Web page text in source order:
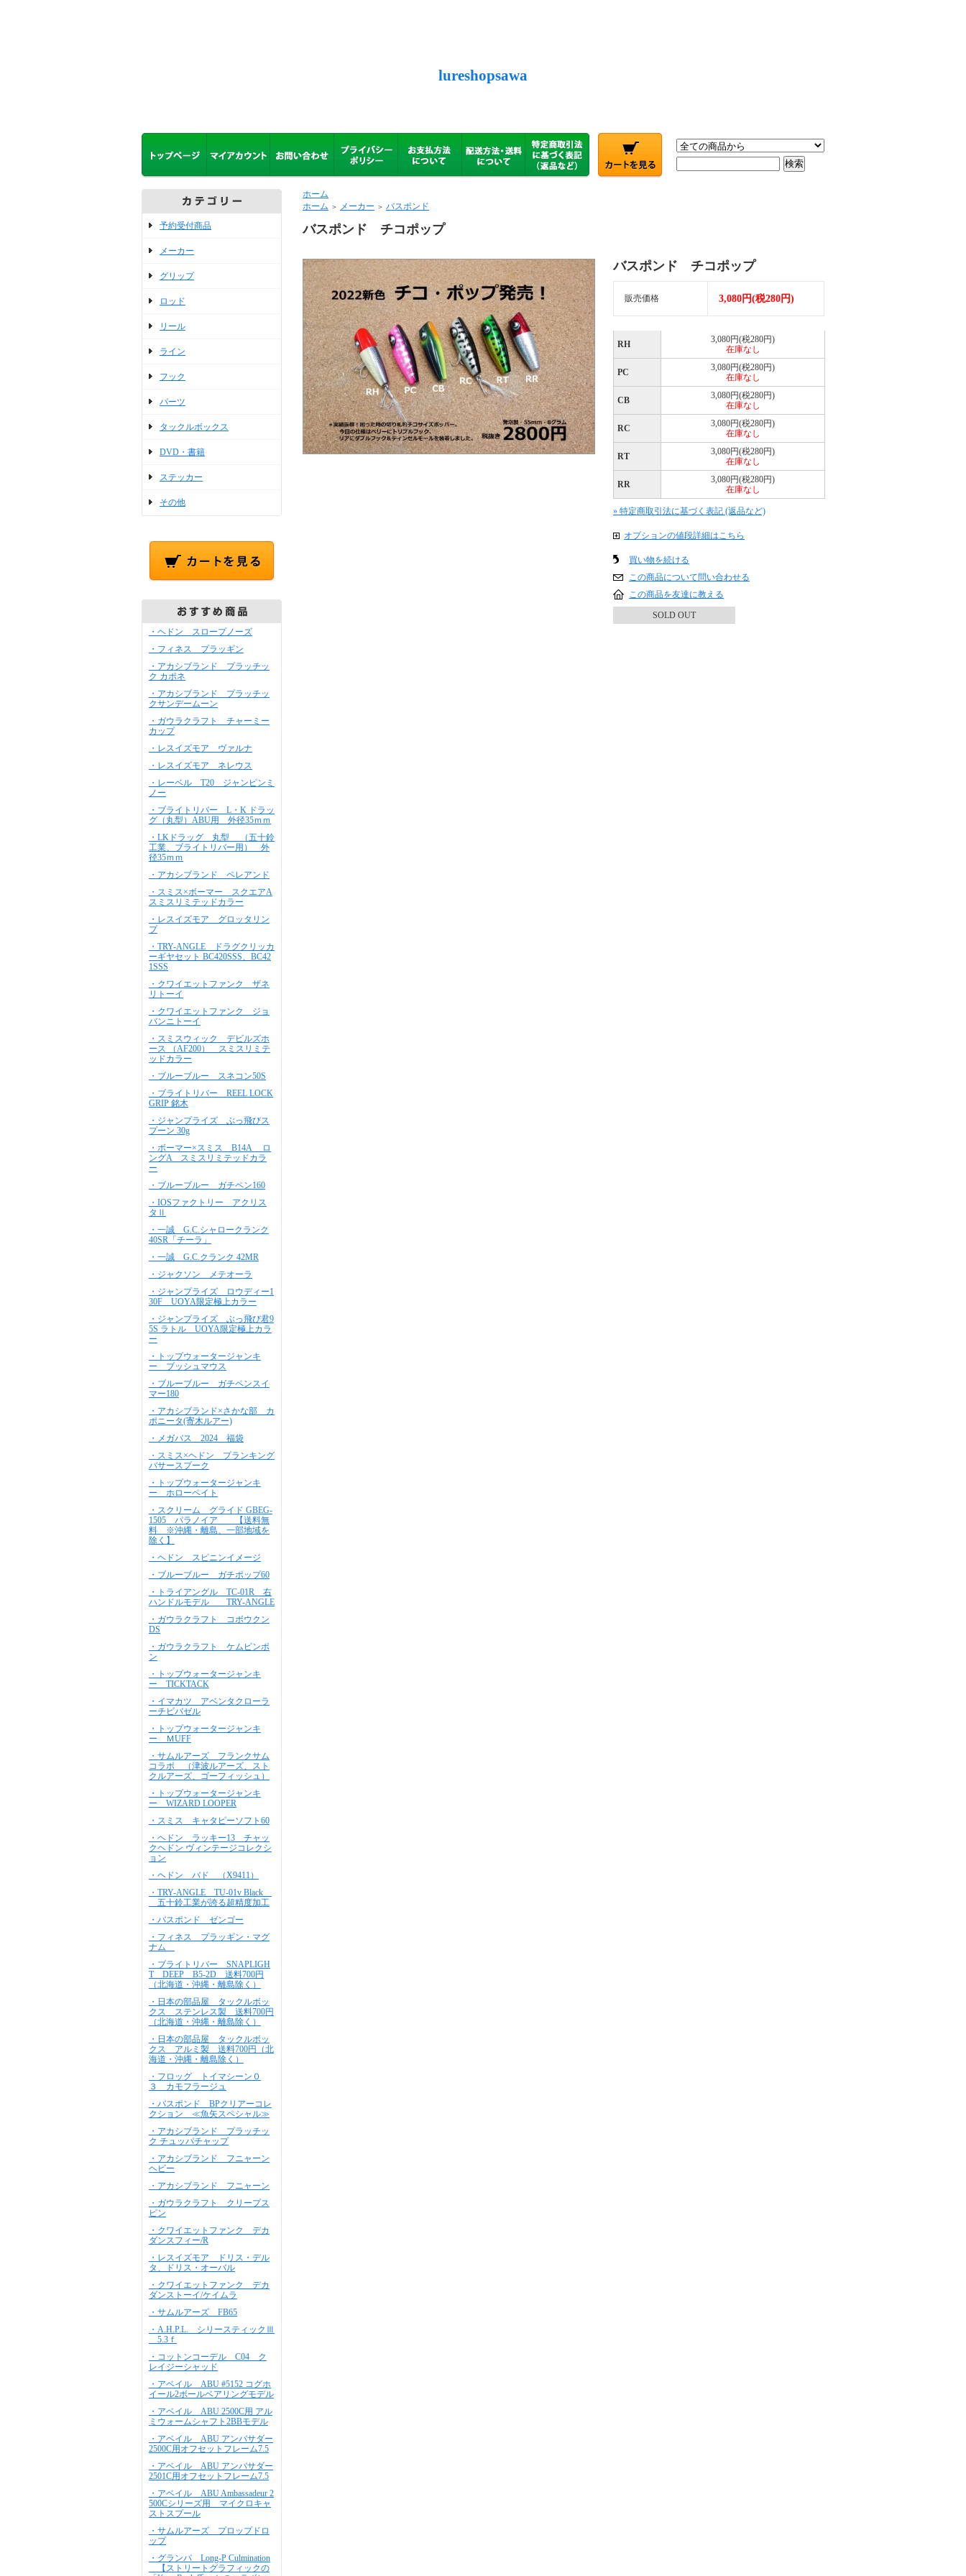
lureshopsawa
予約受付商品
メーカー
グリップ
ロッド
リール
ライン
フック
パーツ
タックルボックス
DVD・書籍
ステッカー
その他
・ヘドン スロープノーズ
・フィネス プラッギン
・アカシブランド プラッチッ
ク カポネ
・アカシブランド プラッチッ
クサンデームーン
・ガウラクラフト チャーミー
カップ
・レスイズモア ヴァルナ
・レスイズモア ネレウス
・レーベル T20 ジャンピンミ
ノー
・ブライトリバー L・K ドラッ
グ（丸型）ABU用 外径35ｍｍ
・LKドラッグ 丸型 （五十鈴
工業、ブライトリバー用） 外
径35ｍｍ
・アカシブランド ペレアンド
・スミス×ボーマー スクエアA
スミスリミテッドカラー
・レスイズモア グロッタリン
プ
・TRY-ANGLE ドラグクリッカ
ーギヤセット BC420SSS、BC42
1SSS
・クワイエットファンク ザネ
リトーイ
・クワイエットファンク ジョ
バンニトーイ
・スミスウィック デビルズホ
ース （AF200） スミスリミテ
ッドカラー
・ブルーブルー スネコン50S
・ブライトリバー REEL LOCK
GRIP 銘木
・ジャンプライズ ぶっ飛びス
プーン 30g
・ボーマー×スミス B14A ロ
ングA スミスリミテッドカラ
ー
・ブルーブルー ガチペン160
・IOSファクトリー アクリス
タⅡ
・一誠 G.C.シャロークランク
40SR「チーラ」
・一誠 G.C.クランク 42MR
・ジャクソン メテオーラ
・ジャンプライズ ロウディー1
30F UOYA限定極上カラー
・ジャンプライズ ぶっ飛び君9
5S ラトル UOYA限定極上カラ
ー
・トップウォータージャンキ
ー ブッシュマウス
・ブルーブルー ガチペンスイ
マー180
・アカシブランド×さかな部 カ
ポニータ(寄木ルアー)
・メガバス 2024 福袋
・スミス×ヘドン プランキング
バサースプーク
・トップウォータージャンキ
ー ホローペイト
・スクリーム グライド GBEG-
1505 パラノイア 【送料無
料 ※沖縄・離島、一部地域を
除く】
・ヘドン スピニンイメージ
・ブルーブルー ガチポップ60
・トライアングル TC-01R 右
ハンドルモデル TRY-ANGLE
・ガウラクラフト コボウクン
DS
・ガウラクラフト ケムピンポ
ン
・トップウォータージャンキ
ー TICKTACK
・イマカツ アベンタクローラ
ーチビバゼル
・トップウォータージャンキ
ー ＭUFF
・サムルアーズ フランクサム
コラボ （津波ルアーズ、スト
クルアーズ、ゴーフィッシュ）
・トップウォータージャンキ
ー WIZARD LOOPER
・スミス キャタピーソフト60
・ヘドン ラッキー13 チャッ
クヘドン ヴィンテージコレクシ
ョン
・ヘドン バド （X9411）
・TRY-ANGLE TU-01v Black
五十鈴工業が誇る超精度加工
・バスポンド ゼンゴー
・フィネス プラッギン・マグ
ナム
・ブライトリバー SNAPLIGH
T DEEP B5-2D 送料700円
（北海道・沖縄・離島除く）
・日本の部品屋 タックルボッ
クス ステンレス製 送料700円
（北海道・沖縄・離島除く）
・日本の部品屋 タックルボッ
クス アルミ製 送料700円（北
海道・沖縄・離島除く）
・フロッグ トイマシーン０
３ カモフラージュ
・バスポンド BPクリアーコレ
クション ≪魚矢スペシャル≫
・アカシブランド プラッチッ
ク チュッパチャップ
・アカシブランド フニャーン
ヘビー
・アカシブランド フニャーン
・ガウラクラフト クリープス
ピン
・クワイエットファンク デカ
ダンスフィー/R
・レスイズモア ドリス・デル
タ、ドリス・オーバル
・クワイエットファンク デカ
ダンストーイ/ケイムラ
・サムルアーズ FB65
・A.H.P.L. シリースティックⅢ
5.3ｆ
・コットンコーデル C04 ク
レイジーシャッド
・アベイル ABU #5152 コグホ
イール2ボールベアリングモデル
・アベイル ABU 2500C用 アル
ミウォームシャフト2BBモデル
・アベイル ABU アンバサダー
2500C用オフセットフレーム7.5
・アベイル ABU アンバサダー
2501C用オフセットフレーム7.5
・アベイル ABU Ambassadeur 2
500Cシリーズ用 マイクロキャ
ストスプール
・サムルアーズ プロップドロ
ップ
・グランパ Long-P Culmination
【ストリートグラフィックの
ホーム
ホーム ＞ メーカー ＞ バスポンド
バスポンド チコポップ
バスポンド チコポップ
販売価格 3,080円(税280円)
RH
3,080円(税280円)
在庫なし
PC
3,080円(税280円)
在庫なし
CB
3,080円(税280円)
在庫なし
RC
3,080円(税280円)
在庫なし
RT
3,080円(税280円)
在庫なし
RR
3,080円(税280円)
在庫なし
» 特定商取引法に基づく表記 (返品など)
オプションの値段詳細はこちら
買い物を続ける
この商品について問い合わせる
この商品を友達に教える
SOLD OUT